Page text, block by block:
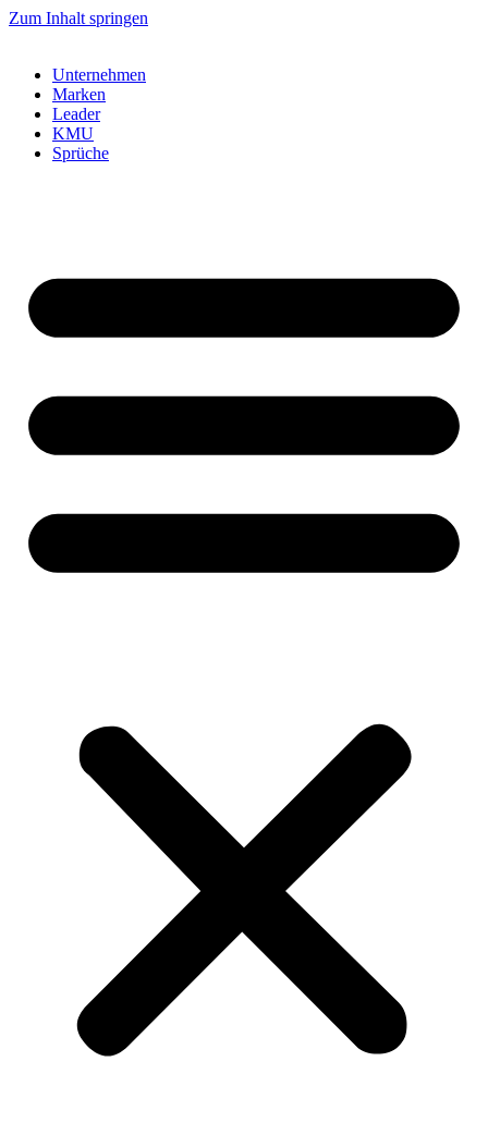
Zum Inhalt springen
Unternehmen
Marken
Leader
KMU
Sprüche